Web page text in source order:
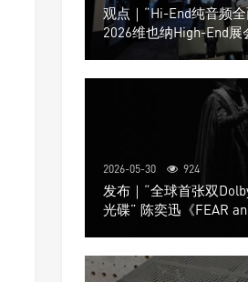
观点｜“Hi-End纯音频
2026维也纳High-End展
Trinnov Audio搭建多声
2026-05-30 924
发布｜“全球首张双
光碟” 陈奕迅《FEAR